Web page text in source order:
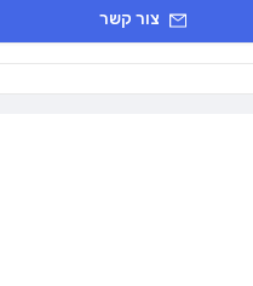
צור קשר